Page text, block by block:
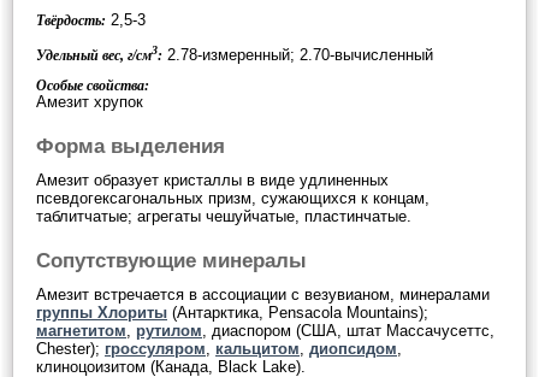
Твёрдость: 2,5-3
Удельный вес, г/см3: 2.78-измеренный; 2.70-вычисленный
Особые свойства:
Амезит хрупок
Форма выделения
Амезит образует кристаллы в виде удлиненных
псевдогексагональных призм, сужающихся к концам,
таблитчатые; агрегаты чешуйчатые, пластинчатые.
Сопутствующие минералы
Амезит встречается в ассоциации с везувианом, минералами
группы Хлориты (Антарктика, Pensacola Mountains);
магнетитом рутилом , диаспором (США, штат Массачусеттс,
Chester); гроссуляром кальцитом диопсидом
клиноцоизитом (Канада, Black Lake).